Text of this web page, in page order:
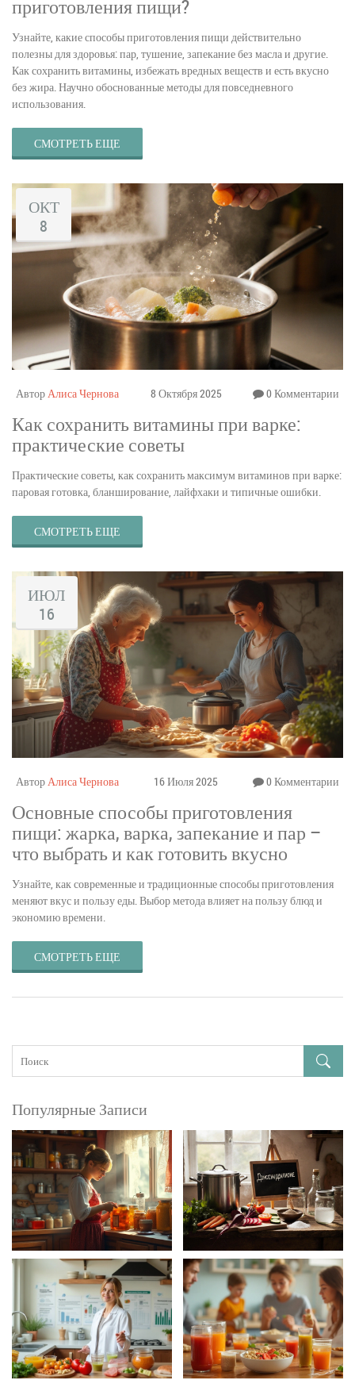
приготовления пищи?
Узнайте, какие способы приготовления пищи действительно
полезны для здоровья: пар, тушение, запекание без масла и другие.
Как сохранить витамины, избежать вредных веществ и есть вкусно
без жира. Научно обоснованные методы для повседневного
использования.
СМОТРЕТЬ ЕЩЕ
ОКТ
8
АвторАлиса Чернова 8 Октября 2025 0 Комментарии
Как сохранить витамины при варке:
практические советы
Практические советы, как сохранить максимум витаминов при варке:
паровая готовка, бланширование, лайфхаки и типичные ошибки.
СМОТРЕТЬ ЕЩЕ
ИЮЛ
16
АвторАлиса Чернова 16 Июля 2025 0 Комментарии
Основные способы приготовления
пищи: жарка, варка, запекание и пар –
что выбрать и как готовить вкусно
Узнайте, как современные и традиционные способы приготовления
меняют вкус и пользу еды. Выбор метода влияет на пользу блюд и
экономию времени.
СМОТРЕТЬ ЕЩЕ
Популярные Записи